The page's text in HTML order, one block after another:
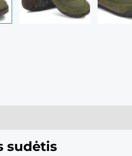
sudėtis